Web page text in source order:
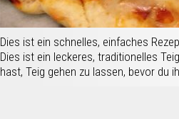
Dies ist ein schnelles, einfaches
Dies ist ein leckeres, traditionelles
hast, Teig gehen zu lassen, bevor du